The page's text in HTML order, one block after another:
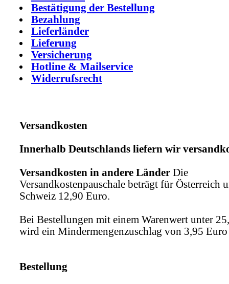
Bestätigung der Bestellung
Bezahlung
Lieferländer
Lieferung
Versicherung
Hotline & Mailservice
Widerrufsrecht
Versandkosten
Innerhalb Deutschlands liefern wir
Versandkosten in andere Länder Die
Versandkostenpauschale beträgt für Österreich
Schweiz 12,90 Euro.
Bei Bestellungen mit einem Warenwert unter
wird ein Mindermengenzuschlag von 3,95 Euro
Bestellung